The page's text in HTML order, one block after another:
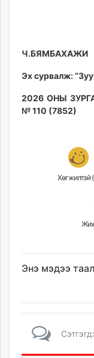
Ч.БЯМБАХАЖИ
Эх сурвалж:
2026 ОНЫ
№ 110 (7852)
Хөгжилтэй (
Энэ мэдээ